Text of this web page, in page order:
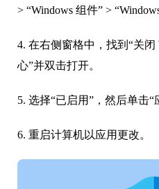
> “Windows 组件” >
4. 在右侧窗格中，找到“关闭
心”并双击打开。
5. 选择“已启用”，然后单击“
6. 重启计算机以应用更改。